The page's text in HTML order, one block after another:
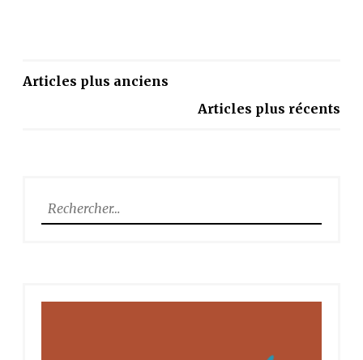
NAVIGATION
Articles plus anciens
Articles plus récents
Rechercher :